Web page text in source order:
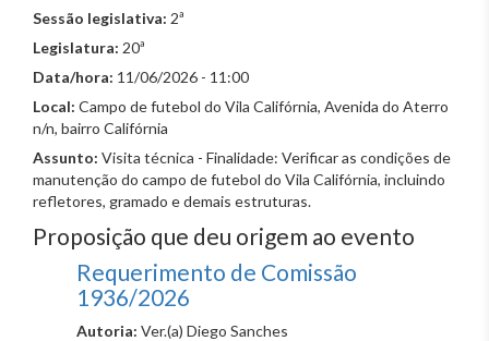
Sessão legislativa: 2ª
Legislatura: 20ª
Data/hora: 11/06/2026 - 11:00
Local: Campo de futebol do Vila Califórnia, Avenida do Aterro
n/n, bairro Califórnia
Assunto: Visita técnica - Finalidade: Verificar as condições de
manutenção do campo de futebol do Vila Califórnia, incluindo
refletores, gramado e demais estruturas.
Proposição que deu origem ao evento
Requerimento de Comissão
1936/2026
Autoria: Ver.(a) Diego Sanches